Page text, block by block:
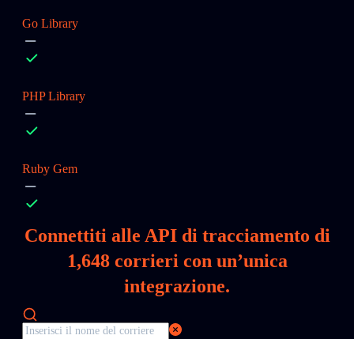
Go Library
PHP Library
Ruby Gem
Connettiti alle API di tracciamento di
1,648corrieri con un’unica
integrazione.